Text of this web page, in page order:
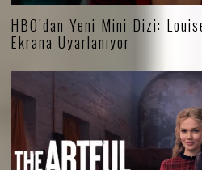
HBO’dan Yeni Mini Dizi:
Ekrana Uyarlanıyor